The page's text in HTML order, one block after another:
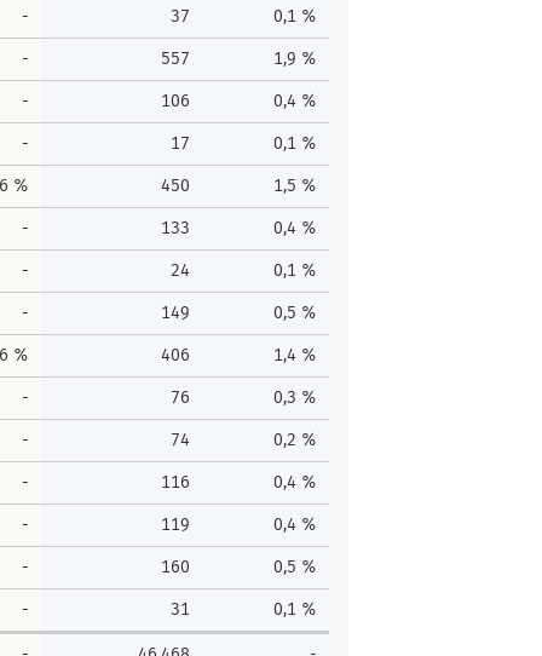
- 37 0,1 %
- 557 1,9 %
- 106 0,4 %
- 17 0,1 %
% 450 1,5 %
- 133 0,4 %
- 24 0,1 %
- 149 0,5 %
% 406 1,4 %
- 76 0,3 %
- 74 0,2 %
- 116 0,4 %
- 119 0,4 %
- 160 0,5 %
- 31 0,1 %